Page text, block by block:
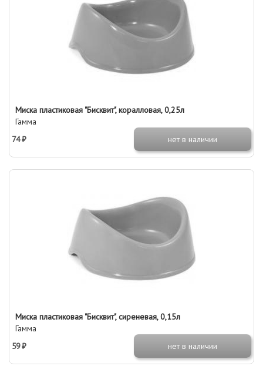
Миска пластиковая "Бисквит", коралловая, 0,25л
Гамма
74 ₽
нет в наличии
Миска пластиковая "Бисквит", сиреневая, 0,15л
Гамма
59 ₽
нет в наличии